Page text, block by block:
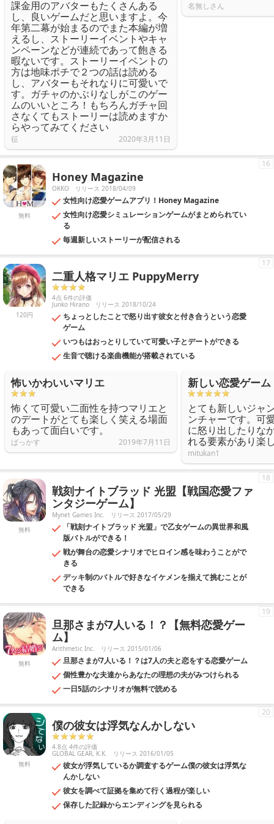
課金用のアバターもたくさんある
し、良いゲームだと思いますよ。今
年第二幕が始まるのでまた本編が増
えるし、ストーリーイベントやキャ
ンペーンなどが連続であって飽きる
暇ないです。ストーリーイベントの
方は地味ポチで２つの話は読める
し、アバターもそれなりに可愛いで
す。ガチャのかぶりなしがこのゲー
ムのいいところ！もちろんガチャ回
さなくてもストーリーは読めますか
らやってみてください
征 2020年3月11日
名無しさん
無料
Honey Magazine
OKKO リリース 2018/04/09
女性向け恋愛ゲームアプリ！Honey Magazine
女性向け恋愛シミュレーションゲームがまとめられてい
る
毎週新しいストーリーが配信される
16
120円
二重人格マリエ PuppyMerry
4点 6件の評価
Junko Hirano リリース 2018/10/24
ちょっとしたことで怒り出す彼女と付き合うという恋愛
ゲーム
いつもはおっとりしていて可愛い子とデートができる
生音で聴ける楽曲機能が搭載されている
17
怖いかわいいマリエ
怖くて可愛い二面性を持つマリエと
のデートがとても楽しく笑える場面
もあって面白いです。
ばっかす 2019年7月11日
新しい恋愛ゲーム
とても新しいジャ
ンチャーです。可
に怒り出したりな
れる要素があり楽
mitukan1
無料
戦刻ナイトブラッド 光盟【戦国恋愛ファ
ンタジーゲーム】
Mynet Games Inc. リリース 2017/05/29
「戦刻ナイトブラッド 光盟」で乙女ゲームの異世界和風
版バトルができる！
戦が舞台の恋愛シナリオでヒロイン感を味わうことがで
きる
デッキ制のバトルで好きなイケメンを揃えて挑むことが
できる
18
無料
旦那さまが7人いる！？【無料恋愛ゲー
ム】
Arithmetic Inc. リリース 2015/01/06
旦那さまが7人いる！？は7人の夫と恋をする恋愛ゲーム
個性豊かな夫達からあなたの理想の夫がみつけられる
一日5話のシナリオが無料で読める
19
無料
僕の彼女は浮気なんかしない
4.8点 4件の評価
GLOBAL GEAR, K.K. リリース 2016/01/05
彼女が浮気しているか調査するゲーム僕の彼女は浮気な
んかしない
彼女を調べて証拠を集めて行く過程が楽しい
保存した記録からエンディングを見られる
20